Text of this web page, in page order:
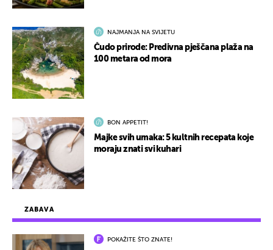
ZABAVA
POKAŽITE ŠTO ZNATE!
NAJMANJA NA SVIJETU
Čudo prirode: Predivna pješčana plaža na
100 metara od mora
BON APPETIT!
Majke svih umaka: 5 kultnih recepata koje
moraju znati svi kuhari